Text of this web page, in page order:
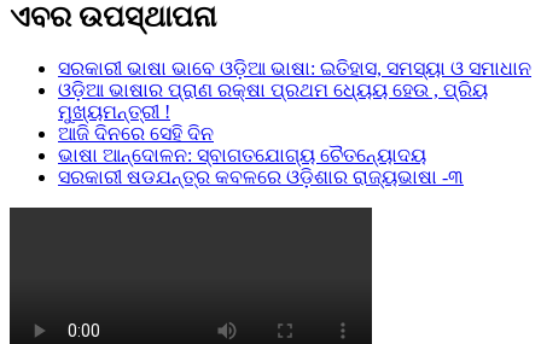
ଏବର ଉପସ୍ଥାପନା
ସରକାରୀ ଭାଷା ଭାବେ ଓଡ଼ିଆ ଭାଷା: ଇତିହାସ, ସମସ୍ୟା ଓ ସମାଧାନ
ଓଡ଼ିଆ ଭାଷାର ପ୍ରାଣ ରକ୍ଷା ପ୍ରଥମ ଧ୍ୟେୟ ହେଉ , ପ୍ରିୟ
ମୁଖ୍ୟମନ୍ତ୍ରୀ !
ଆଜି ଦିନରେ ସେହି ଦିନ
ଭାଷା ଆନ୍ଦୋଳନ: ସ୍ବାଗତଯୋଗ୍ୟ ଚୈତନ୍ୟୋଦୟ
ସରକାରୀ ଷଡଯନ୍ତ୍ର କବଳରେ ଓଡ଼ିଶାର ରାଜ୍ୟଭାଷା -୩